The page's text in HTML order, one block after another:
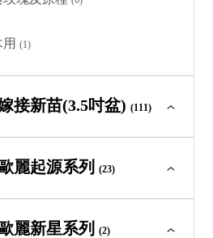
用(1)
接新苗(3.5吋盆)(111)
接新苗(3.5吋盆)全部
矮叢
麗起源系列(23)
歐麗起源系列全部
麗新星系列(2)